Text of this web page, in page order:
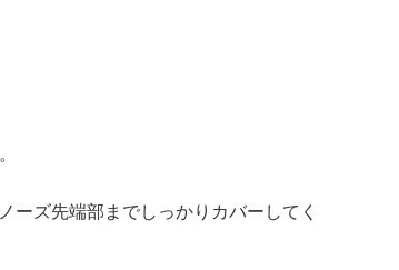
ーズ先端部までしっかりカバーしてく